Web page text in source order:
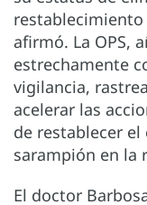
restablecimiento
afirmó. La OPS,
estrechamente
vigilancia,
acelerar las
de restablecer
sarampión en la
El doctor